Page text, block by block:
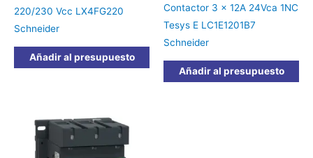
220/230 Vcc LX4FG220
Schneider
Añadir al presupuesto
Contactor 3 x 12A 24Vca 1NC
Tesys E LC1E1201B7
Schneider
Añadir al presupuesto